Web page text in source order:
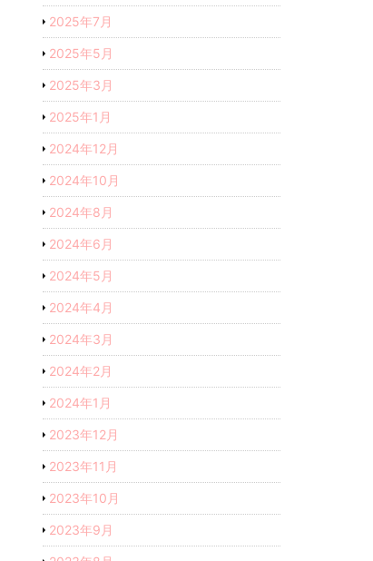
2025年7月
2025年5月
2025年3月
2025年1月
2024年12月
2024年10月
2024年8月
2024年6月
2024年5月
2024年4月
2024年3月
2024年2月
2024年1月
2023年12月
2023年11月
2023年10月
2023年9月